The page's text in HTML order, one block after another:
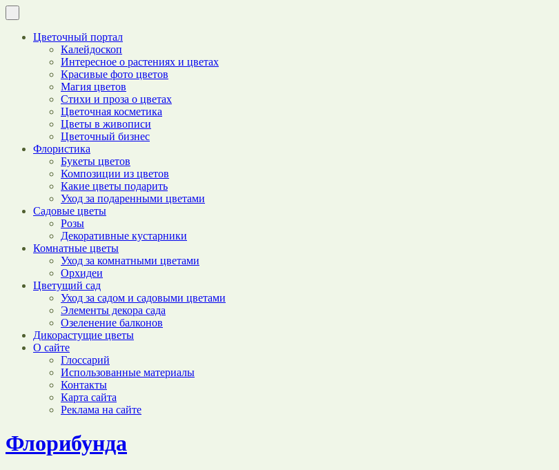
Цветочный портал
Калейдоскоп
Интересное о растениях и цветах
Красивые фото цветов
Магия цветов
Стихи и проза о цветах
Цветочная косметика
Цветы в живописи
Цветочный бизнес
Флористика
Букеты цветов
Композиции из цветов
Какие цветы подарить
Уход за подаренными цветами
Садовые цветы
Розы
Декоративные кустарники
Комнатные цветы
Уход за комнатными цветами
Орхидеи
Цветущий сад
Уход за садом и садовыми цветами
Элементы декора сада
Озеленение балконов
Дикорастущие цветы
О сайте
Глоссарий
Использованные материалы
Контакты
Карта сайта
Реклама на сайте
Флорибунда